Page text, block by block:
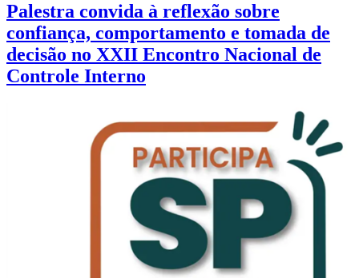
Palestra convida à reflexão sobre
confiança, comportamento e tomada de
decisão no XXII Encontro Nacional de
Controle Interno